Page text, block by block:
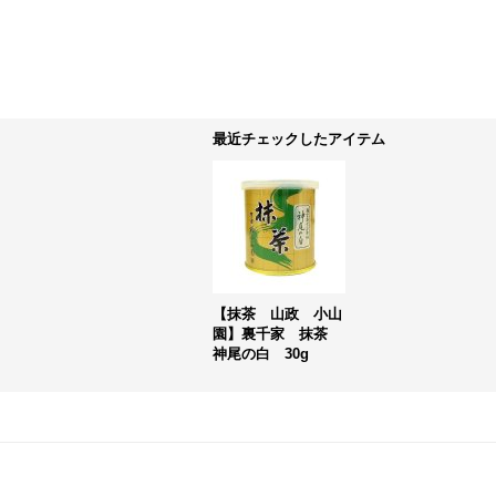
最近チェックしたアイテム
【抹茶 山政 小山
園】裏千家 抹茶
神尾の白 30g